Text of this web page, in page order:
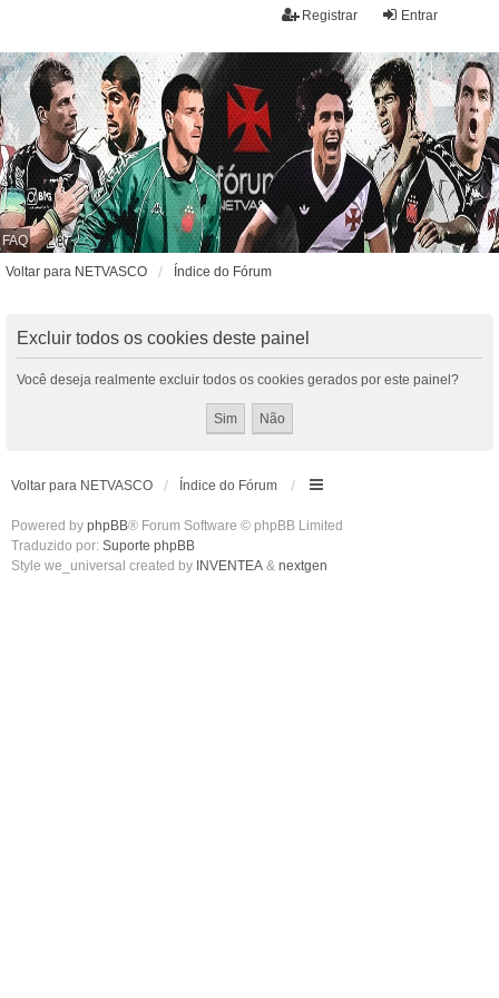
Entrar
Registrar
FAQ
Voltar para NETVASCO
Índice do Fórum
Excluir todos os cookies deste painel
Você deseja realmente excluir todos os cookies gerados por este painel?
Voltar para NETVASCO Índice do Fórum
Powered by phpBB® Forum Software © phpBB Limited
Traduzido por: Suporte phpBB
Style we_universal created by INVENTEA & nextgen